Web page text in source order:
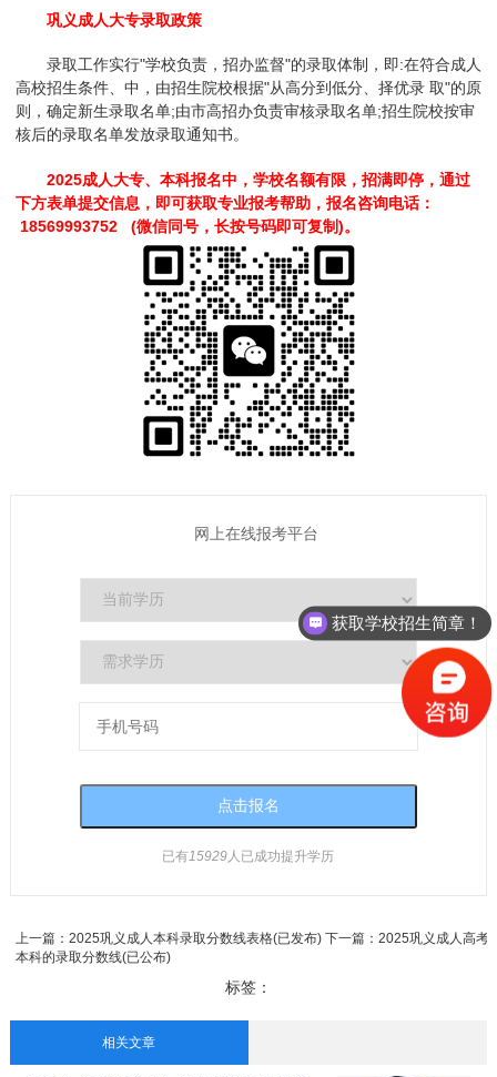
巩义成人大专录取政策
录取工作实行"学校负责，招办监督"的录取体制，即:在符合成人
高校招生条件、中，由招生院校根据"从高分到低分、择优录 取"的原
则，确定新生录取名单;由市高招办负责审核录取名单;招生院校按审
核后的录取名单发放录取通知书。
2025成人大专、本科报名中，学校名额有限，招满即停，通过
下方表单提交信息，即可获取专业报考帮助，报名咨询电话：
18569993752 (微信同号，长按号码即可复制)。
网上在线报考平台
已有15929人已成功提升学历
上一篇： 2025巩义成人本科录取分数线表格(已发布)下一篇： 2025巩义成人高考
本科的录取分数线(已公布)
标签：
相关文章
获取学校招生简章！